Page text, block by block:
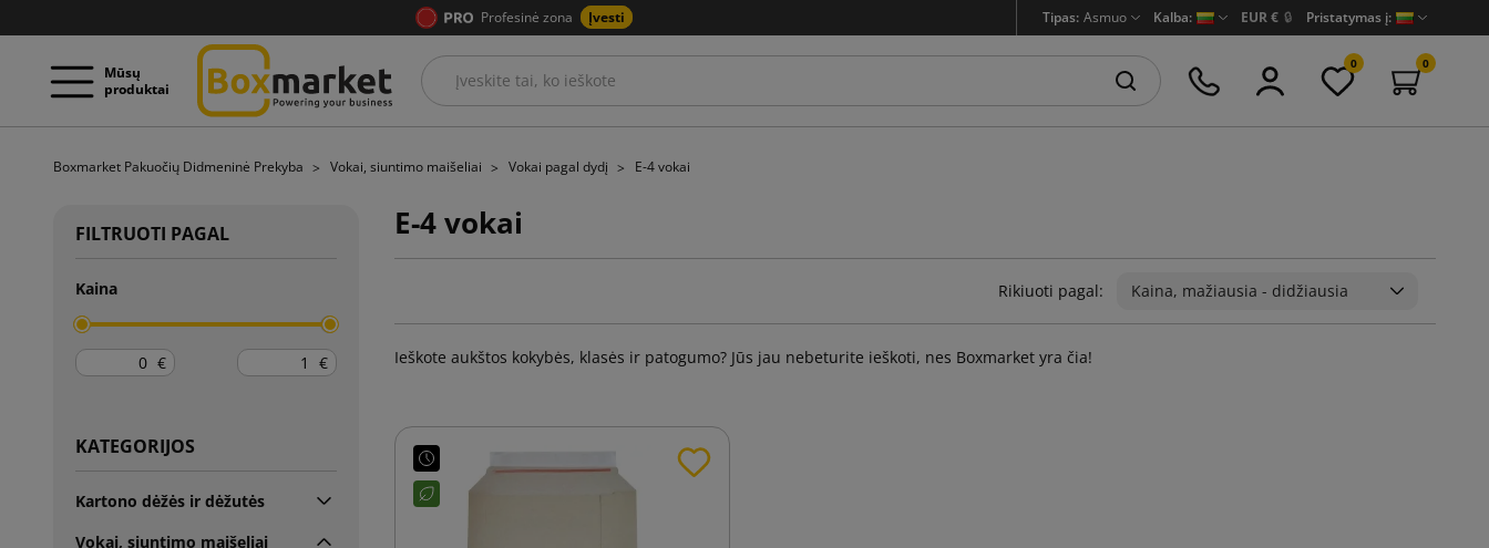
Profesinė zona Įvesti Tipas: Asmuo Kalba: EUR € 🔒 Pristatymas į:
Mūsų
produktai
0 0
Boxmarket Pakuočių Didmeninė Prekyba Vokai, siuntimo maišeliai Vokai pagal dydį E-4 vokai
FILTRUOTI PAGAL
Kaina
€ €
KATEGORIJOS
Kartono dėžės ir dėžutės
Vokai, siuntimo maišeliai
E-4 vokai
Rikiuoti pagal: Kaina, mažiausia - didžiausia
Ieškote aukštos kokybės, klasės ir patogumo? Jūs jau nebeturite ieškoti, nes Boxmarket yra čia!